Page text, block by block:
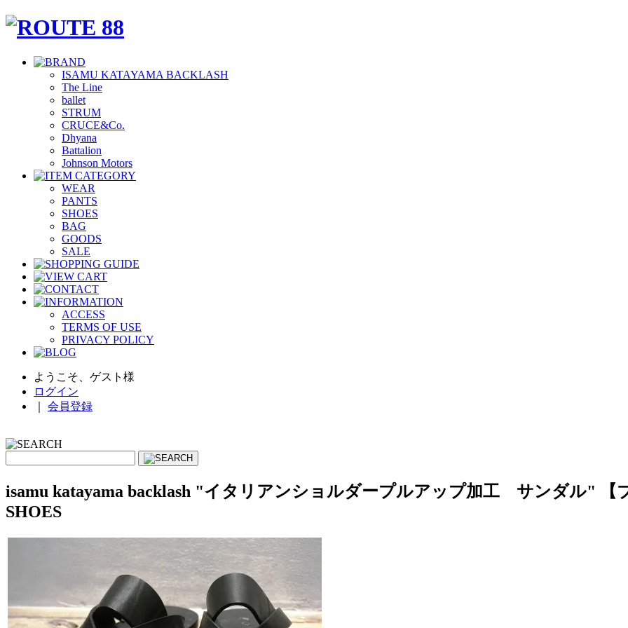
ISAMU KATAYAMA BACKLASH
The Line
ballet
STRUM
CRUCE&Co.
Dhyana
Battalion
Johnson Motors
WEAR
PANTS
SHOES
BAG
GOODS
SALE
ACCESS
TERMS OF USE
PRIVACY POLICY
ようこそ、ゲスト様
ログイン
会員登録
isamu katayama backlash "イタリアンショルダープルアップ加工 サンダル" 【
SHOES